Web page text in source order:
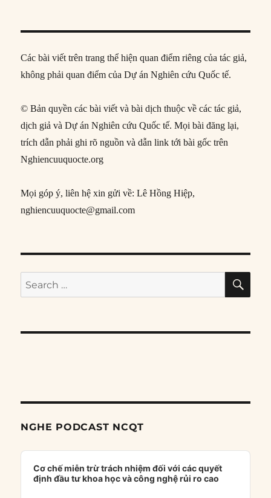
Các bài viết trên trang thể hiện quan điểm riêng của tác giả,
không phải quan điểm của Dự án Nghiên cứu Quốc tế.
© Bản quyền các bài viết và bài dịch thuộc về các tác giả,
dịch giả và Dự án Nghiên cứu Quốc tế. Mọi bài đăng lại,
trích dẫn phải ghi rõ nguồn và dẫn link tới bài gốc trên
Nghiencuuquocte.org
Mọi góp ý, liên hệ xin gửi về: Lê Hồng Hiệp,
nghiencuuquocte@gmail.com
Search
for:
NGHE PODCAST NCQT
Audio
Player
Cơ chế miễn trừ trách nhiệm đối với các quyết
định đầu tư khoa học và công nghệ rủi ro cao